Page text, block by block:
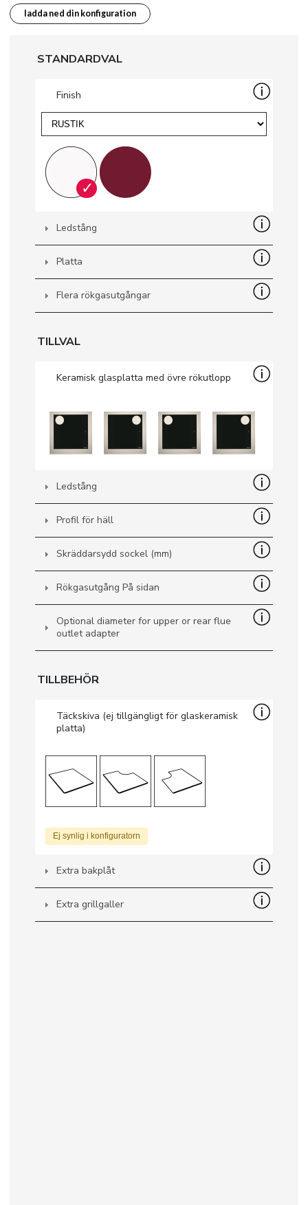
SPRÅK
ladda ned din konfiguration
STANDARDVAL
Finish
✓
Ledstång
Platta
Flera rökgasutgångar
TILLVAL
Keramisk glasplatta med övre rökutlopp
Ledstång
Profil för häll
Skräddarsydd sockel (mm)
Rökgasutgång På sidan
Optional diameter for upper or rear flue
outlet adapter
TILLBEHÖR
Täckskiva (ej tillgängligt för glaskeramisk
platta)
Ej synlig i konfiguratorn
Extra bakplåt
Extra grillgaller